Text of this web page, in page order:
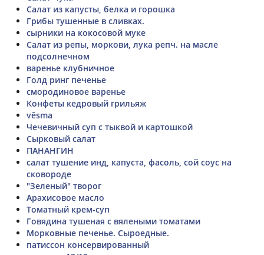
Салат из капусты, белка и горошка
Грибы тушенные в сливках.
сырники на кокосовой муке
Салат из репы, моркови, лука репч. на масле
подсолнечном
варенье клубничное
Голд ринг печенье
смородиновое варенье
Конфеты кедровый грильяж
vēsma
Чечевичный суп с тыквой и картошкой
Сырковый салат
ПАНАНГИН
салат тушение инд, капуста, фасоль, сой соус на
сковороде
"Зеленый" творог
Арахисовое масло
Томатный крем-суп
Говядина тушеная с вялеными томатами
Морковные печенье. Сыроедные.
патиссон консервированный